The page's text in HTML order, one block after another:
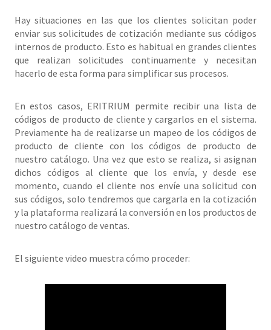
Hay situaciones en las que los clientes solicitan poder
enviar sus solicitudes de cotización mediante sus códigos
internos de producto. Esto es habitual en grandes clientes
que realizan solicitudes continuamente y necesitan
hacerlo de esta forma para simplificar sus procesos.
En estos casos, ERITRIUM permite recibir una lista de
códigos de producto de cliente y cargarlos en el sistema.
Previamente ha de realizarse un mapeo de los códigos de
producto de cliente con los códigos de producto de
nuestro catálogo. Una vez que esto se realiza, si asignan
dichos códigos al cliente que los envía, y desde ese
momento, cuando el cliente nos envíe una solicitud con
sus códigos, solo tendremos que cargarla en la cotización
y la plataforma realizará la conversión en los productos de
nuestro catálogo de ventas.
El siguiente video muestra cómo proceder: